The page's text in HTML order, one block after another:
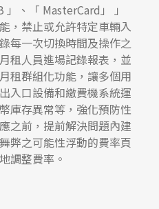
、「 MasterCard」 」
，禁止或允許特定車輛入
每一次切換時間及操作之
租人員進場記錄報表，並
租群組化功能，讓多個用
入口設備和繳費機系統運
庫存異常等，強化預防性
之前，提前解決問題內建
弊之可能性浮動的費率頁
調整費率。